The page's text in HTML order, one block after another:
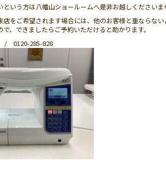
いう方は八幡山ショールームへ是非お越しくださいま
店をご希望されます場合には、他のお客様と重ならない
、できましたらご予約いただけると助かります。
/ 0120-285-828